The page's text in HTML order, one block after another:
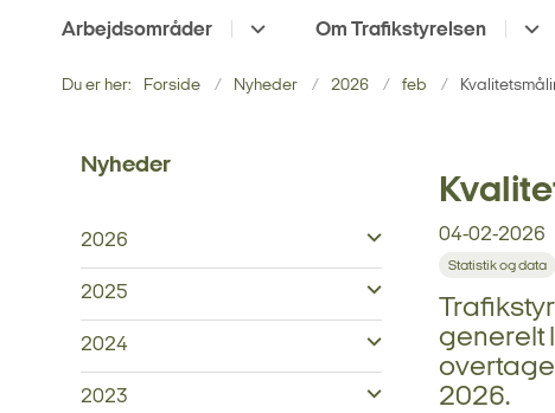
Arbejdsområder Om Trafikstyrelsen
Du er her: Forside Nyheder 2026 feb
Nyheder
2026
2025
2024
2023
04-02-2026
Statistik og data
generelt
2026.